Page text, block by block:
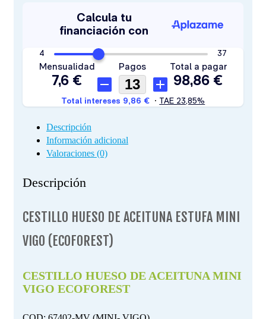
Descripción
Información adicional
Valoraciones (0)
Descripción
CESTILLO HUESO DE ACEITUNA ESTUFA MINI
VIGO (ECOFOREST)
CESTILLO HUESO DE ACEITUNA MINI
VIGO ECOFOREST